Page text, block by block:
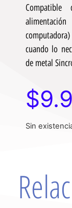
cuando lo
de metal
$
Sin